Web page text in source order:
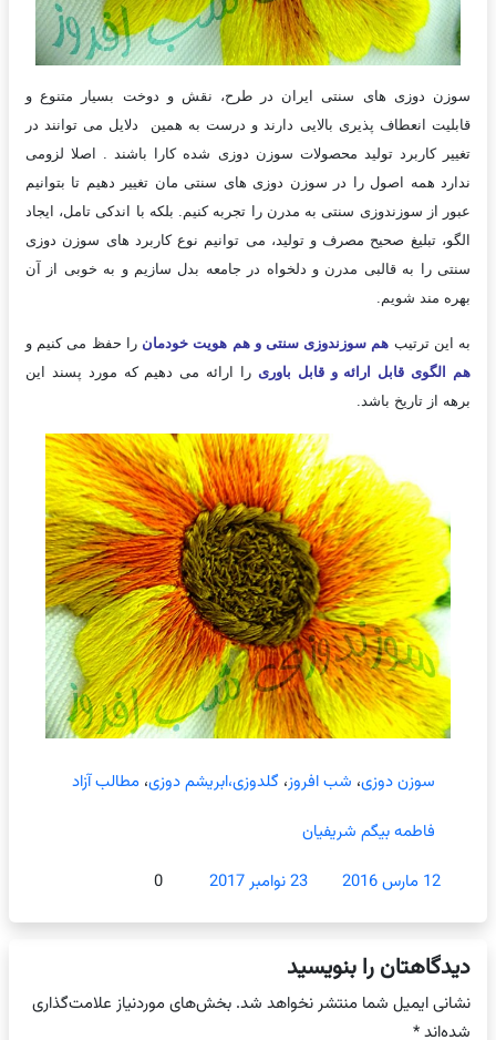
سوزن دوزی های سنتی ایران در طرح، نقش و دوخت بسیار متنوع و
قابلیت انعطاف پذیری بالایی دارند و درست به همین دلایل می توانند در
تغییر کاربرد تولید محصولات سوزن دوزی شده کارا باشند . اصلا لزومی
ندارد همه اصول را در سوزن دوزی های سنتی مان تغییر دهیم تا بتوانیم
عبور از سوزندوزی سنتی به مدرن را تجربه کنیم. بلکه با اندکی تامل، ایجاد
الگو، تبلیغ صحیح مصرف و تولید، می توانیم نوع کاربرد های سوزن دوزی
سنتی را به قالبی مدرن و دلخواه در جامعه بدل سازیم و به خوبی از آن
بهره مند شویم.
به این ترتیب هم سوزندوزی سنتی و هم هویت خودمان را حفظ می کنیم و
هم الگوی قابل ارائه و قابل باوری را ارائه می دهیم که مورد پسند این
برهه از تاریخ باشد.
سوزن دوزی، شب افروز،گلدوزی،ابریشم دوزی،مطالب آزاد
فاطمه بیگم شریفیان
12 مارس 2016
23 نوامبر 2017 0
دیدگاهتان را بنویسید
نشانی ایمیل شما منتشر نخواهد شد. بخش‌های موردنیاز علامت‌گذاری
شده‌اند*